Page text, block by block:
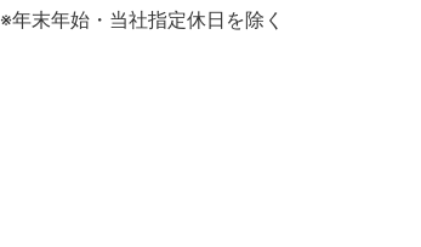
※年末年始・当社指定休日を除く